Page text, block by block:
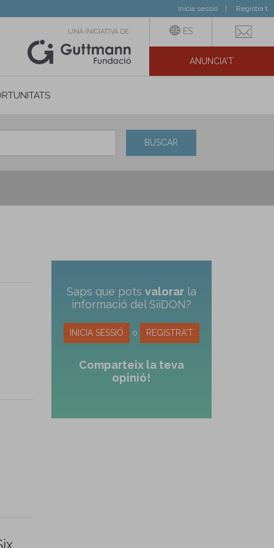
Inicia sessió Registra't
UNA INICIATIVA DE: ES
ANUNCIA'T
BUSCAR
Saps que pots valorarla
informació del SiiDON?
INICIA SESSIÓ o REGISTRA'T
Comparteix la teva
opinió!